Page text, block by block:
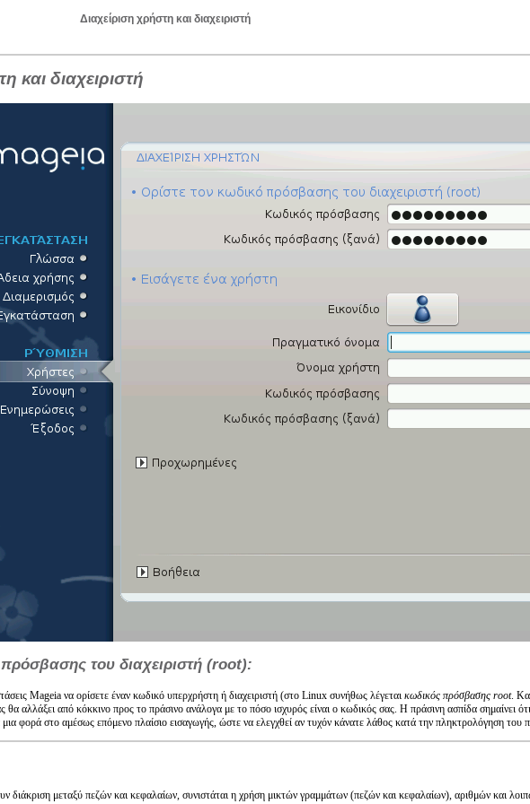
Διαχείριση χρήστη και διαχειριστή
και διαχειριστή
του διαχειριστή (root):
Mageia να ορίσετε έναν κωδικό υπερχρήστη ή διαχειριστή (στο Linux συνήθως λέγεται κωδικός πρόσβασης root.
θα αλλάξει από κόκκινο προς το πράσινο ανάλογα με το πόσο ισχυρός είναι ο κωδικός σας. Η πράσινη ασπίδα σημαίνει
φορά στο αμέσως επόμενο πλαίσιο εισαγωγής, ώστε να ελεγχθεί αν τυχόν κάνατε λάθος κατά την πληκτρολόγηση του
διάκριση μεταξύ πεζών και κεφαλαίων, συνιστάται η χρήση μικτών γραμμάτων (πεζών και κεφαλαίων), αριθμών και